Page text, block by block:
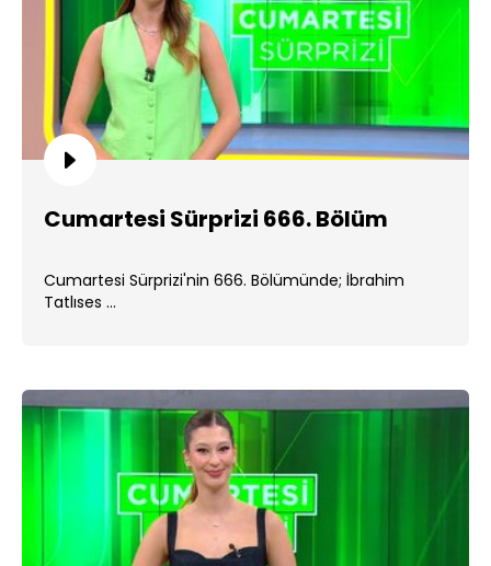
Cumartesi Sürprizi 666. Bölüm
Cumartesi Sürprizi'nin 666. Bölümünde; İbrahim
Tatlıses ...